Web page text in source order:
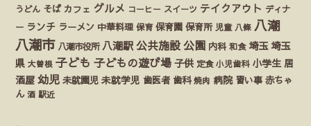
うどん そば カフェ グルメ コーヒー スイーツ テイクアウト ディナ
ー ランチ ラーメン 中華料理 保育 保育園 保育所 児童 八條 八潮
八潮市 八潮市役所 八潮駅 公共施設 公園 内科 和食 埼玉 埼玉
県 大曽根 子ども 子どもの遊び場 子供 定食 小児歯科 小学生 居
酒屋 幼児 未就園児 未就学児 歯医者 歯科 焼肉 病院 習い事 赤ちゃ
ん 酒 駅近